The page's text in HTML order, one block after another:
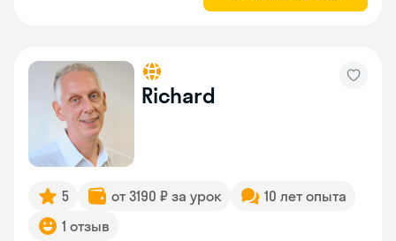
Richard
5 от 3190 ₽ за урок
10 лет опыта
1 отзыв